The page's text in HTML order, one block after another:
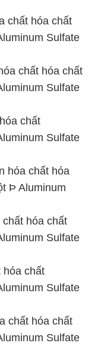
chất hóa chất
Sulfate
chất hóa chất
Sulfate
chất
Sulfate
hóa chất hóa
Þ Aluminum
hóa chất
Sulfate
hóa chất
Sulfate
chất hóa chất
Sulfate